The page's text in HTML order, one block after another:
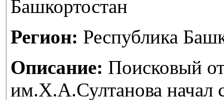
Башкортостан
Регион: Республика
Описание: Поисковый
им.Х.А.Султанова начал